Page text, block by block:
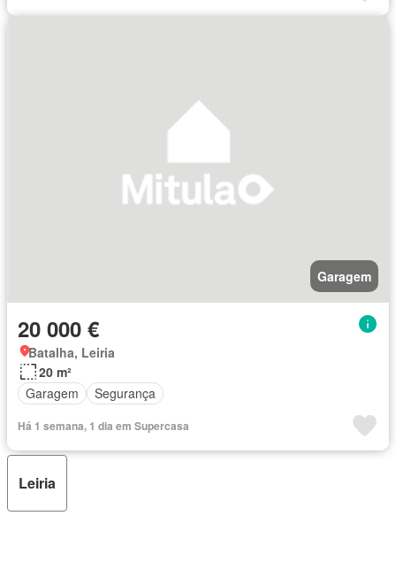
Garagem
20 000 €
Batalha, Leiria
20 m²
Garagem
Segurança
Há 1 semana, 1 dia em Supercasa
Leiria